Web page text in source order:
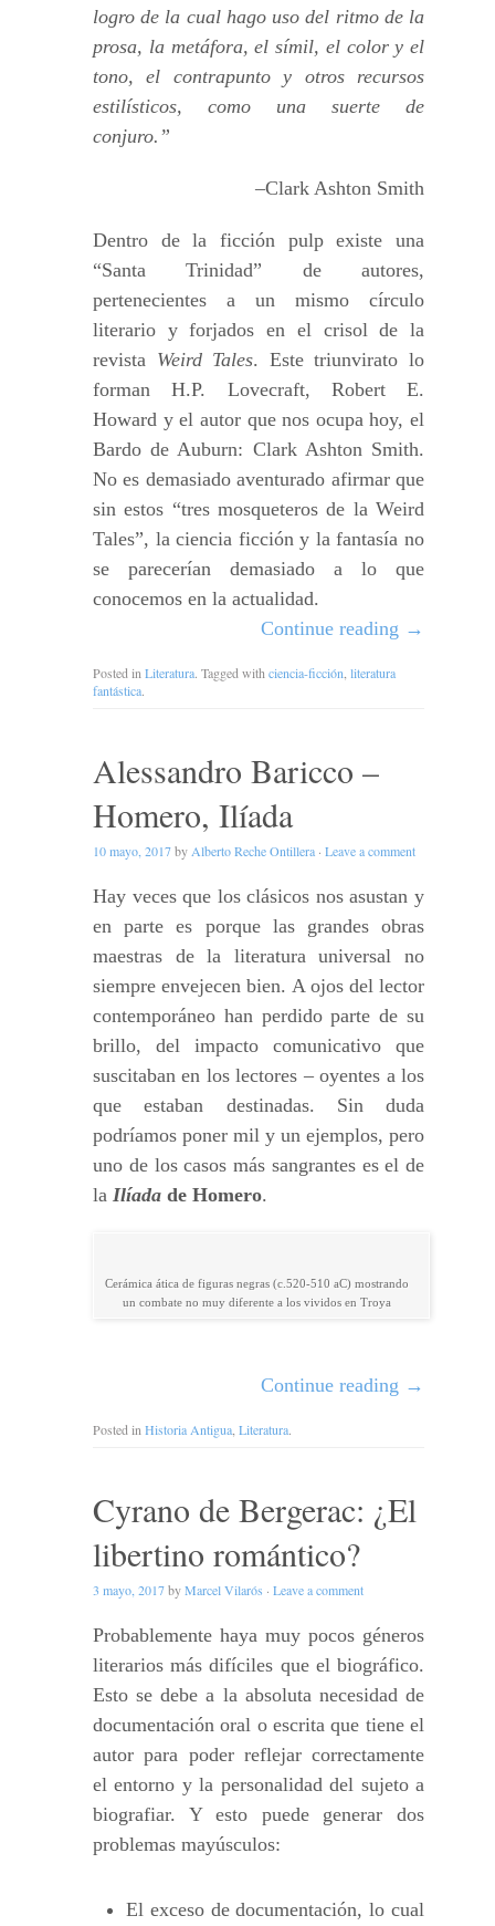
logro de la cual hago uso del ritmo de la
prosa, la metáfora, el símil, el color y el
tono, el contrapunto y otros recursos
estilísticos, como una suerte de
conjuro.”
–Clark Ashton Smith
Dentro de la ficción pulp existe una
“Santa Trinidad” de autores,
pertenecientes a un mismo círculo
literario y forjados en el crisol de la
revista Weird Tales. Este triunvirato lo
forman H.P. Lovecraft, Robert E.
Howard y el autor que nos ocupa hoy, el
Bardo de Auburn: Clark Ashton Smith.
No es demasiado aventurado afirmar que
sin estos “tres mosqueteros de la Weird
Tales”, la ciencia ficción y la fantasía no
se parecerían demasiado a lo que
conocemos en la actualidad.
Continue reading →
Posted in Literatura. Tagged with ciencia-ficción literatura
fantástica.
Alessandro Baricco –
Homero, Ilíada
10 mayo, 2017by Alberto Reche Ontillera · Leave a comment
Hay veces que los clásicos nos asustan y
en parte es porque las grandes obras
maestras de la literatura universal no
siempre envejecen bien. A ojos del lector
contemporáneo han perdido parte de su
brillo, del impacto comunicativo que
suscitaban en los lectores – oyentes a los
que estaban destinadas. Sin duda
podríamos poner mil y un ejemplos, pero
uno de los casos más sangrantes es el de
la Ilíada de Homero.
Cerámica ática de figuras negras (c.520-510 aC) mostrando
un combate no muy diferente a los vividos en Troya
Continue reading →
Posted in Historia Antigua Literatura.
Cyrano de Bergerac: ¿El
libertino romántico?
3 mayo, 2017byMarcel Vilarós · Leave a comment
Probablemente haya muy pocos géneros
literarios más difíciles que el biográfico.
Esto se debe a la absoluta necesidad de
documentación oral o escrita que tiene el
autor para poder reflejar correctamente
el entorno y la personalidad del sujeto a
biografiar. Y esto puede generar dos
problemas mayúsculos:
El exceso de documentación, lo cual